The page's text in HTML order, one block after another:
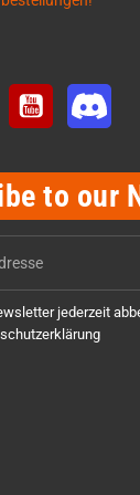
Twitter YouTube
to our
jederzeit